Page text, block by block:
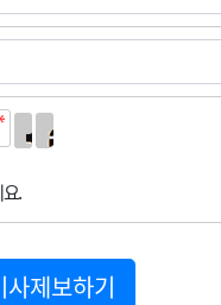
.
사제보하기